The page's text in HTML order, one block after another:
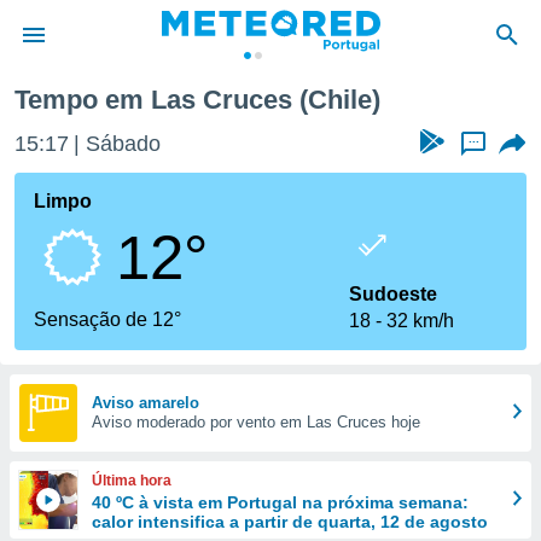
da
foi
fornecidas
a este
das
forma
digital
Tempo em Las Cruces (Chile)
15:17 Sábado ...
Limpo
12°
Sensação de 12°
Sudoeste
18
32 km/h
Aviso amarelo
Aviso moderado por vento em Las Cruces hoje
Última hora
40 ºC à vista em Portugal na próxima semana:
calor intensifica a partir de quarta, 12 de agosto